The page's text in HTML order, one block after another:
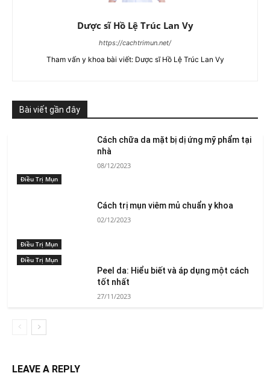
Dược sĩ Hồ Lệ Trúc Lan Vy
https://cachtrimun.net/
Tham vấn y khoa bài viết: Dược sĩ Hồ Lệ Trúc Lan Vy
Bài viết gần đây
Điều Trị Mụn
Cách chữa da mặt bị dị ứng mỹ phẩm tại
nhà
08/12/2023
Điều Trị Mụn
Cách trị mụn viêm mủ chuẩn y khoa
02/12/2023
Điều Trị Mụn
Peel da: Hiểu biết và áp dụng một cách
tốt nhất
27/11/2023
LEAVE A REPLY